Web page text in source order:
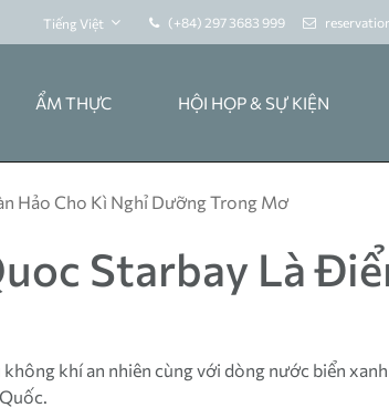
Tiếng Việt (+84) 297 3683 999
ẨM THỰC HỘI HỌP & SỰ KIỆN
Hảo Cho Kì Nghỉ Dưỡng Trong Mơ
Starbay Là
khí an nhiên cùng với dòng nước biển